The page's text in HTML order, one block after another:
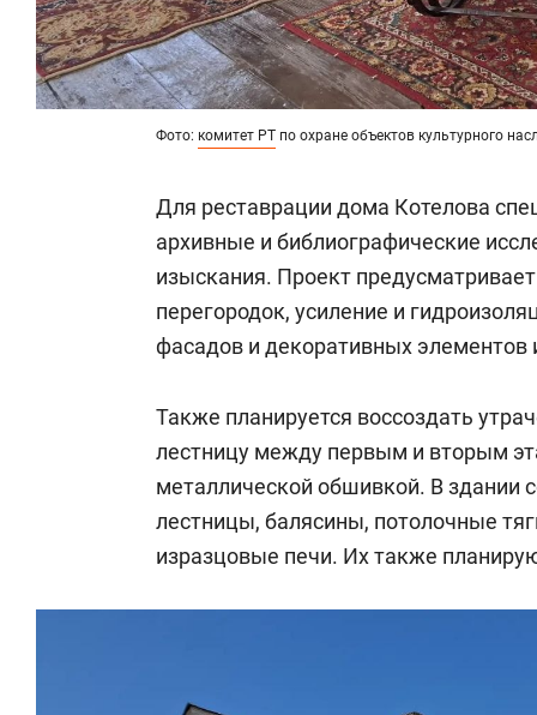
Фото: комитет РТ по охране объектов культурного
Для реставрации дома Котелова
архивные и библиографические
изыскания. Проект
перегородок, усиление и
фасадов и декоративных элементов
Также планируется воссоздать
лестницу между первым и вторым
металлической обшивкой. В здании
лестницы, балясины, потолочные
изразцовые печи. Их также